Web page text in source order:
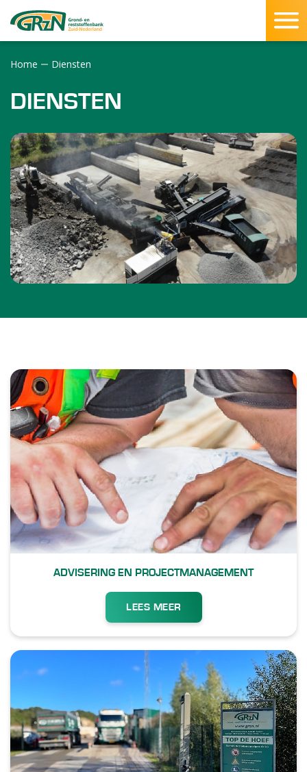
Home Diensten
DIENSTEN
ADVISERING EN PROJECTMANAGEMENT
LEES MEER